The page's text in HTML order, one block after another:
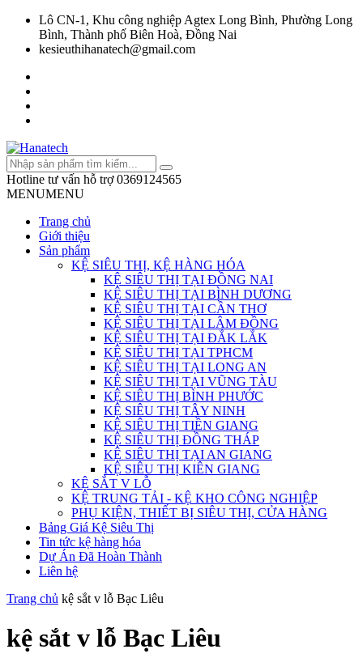
Lô CN-1, Khu công nghiệp Agtex Long Bình, Phường Long
Bình, Thành phố Biên Hoà, Đồng Nai
kesieuthihanatech@gmail.com
Hotline tư vấn hỗ trợ 0369124565
MENUMENU
Trang chủ
Giới thiệu
Sản phẩm
KỆ SIÊU THỊ, KỆ HÀNG HÓA
KỆ SIÊU THỊ TẠI ĐỒNG NAI
KỆ SIÊU THỊ TẠI BÌNH DƯƠNG
KỆ SIÊU THỊ TẠI CẦN THƠ
KỆ SIÊU THỊ TẠI LÂM ĐỒNG
KỆ SIÊU THỊ TẠI ĐẮK LẮK
KỆ SIÊU THỊ TẠI TPHCM
KỆ SIÊU THỊ TẠI LONG AN
KỆ SIÊU THỊ TẠI VŨNG TÀU
KỆ SIÊU THỊ BÌNH PHƯỚC
KỆ SIÊU THỊ TÂY NINH
KỆ SIÊU THỊ TIỀN GIANG
KỆ SIÊU THỊ ĐỒNG THÁP
KỆ SIÊU THỊ TẠI AN GIANG
KỆ SIÊU THỊ KIÊN GIANG
KỆ SẮT V LỖ
KỆ TRUNG TẢI - KỆ KHO CÔNG NGHIỆP
PHỤ KIỆN, THIẾT BỊ SIÊU THỊ, CỬA HÀNG
Bảng Giá Kệ Siêu Thị
Tin tức kệ hàng hóa
Dự Án Đã Hoàn Thành
Liên hệ
Trang chủ kệ sắt v lỗ Bạc Liêu
kệ sắt v lỗ Bạc Liêu